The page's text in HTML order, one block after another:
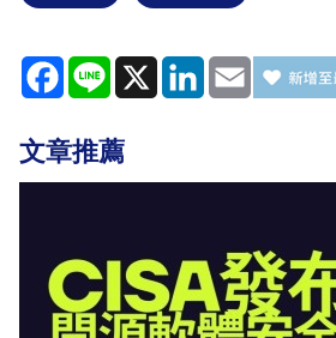
Facebook
Line X LinkedIn
Email
文章推薦